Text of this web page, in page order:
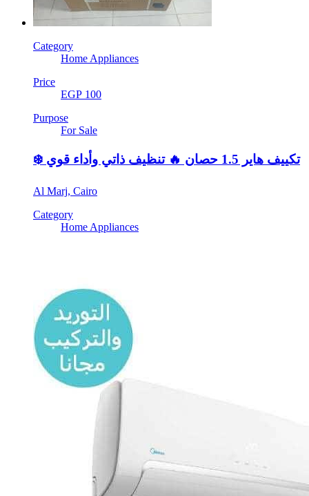
Category
Home Appliances
Price
EGP 100
Purpose
For Sale
❄️ تكييف هاير 1.5 حصان 🔥 تنظيف ذاتي وأداء قوي
Al Marj, Cairo
Category
Home Appliances